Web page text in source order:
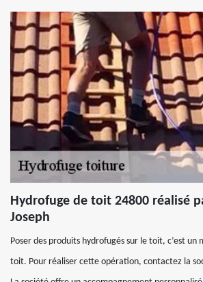
Hydrofuge de toit 24800 réalisé
Joseph
Poser des produits hydrofugés sur le toit, c’est un
toit. Pour réaliser cette opération, contactez la